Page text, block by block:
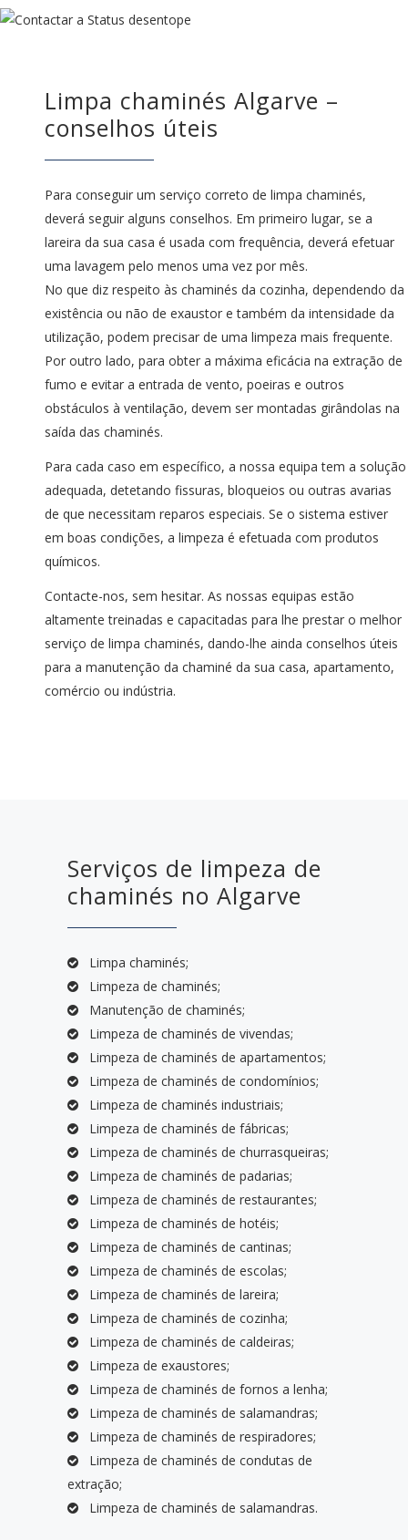
Limpa chaminés Algarve –
conselhos úteis
Para conseguir um serviço correto de limpa chaminés,
deverá seguir alguns conselhos. Em primeiro lugar, se a
lareira da sua casa é usada com frequência, deverá efetuar
uma lavagem pelo menos uma vez por mês.
No que diz respeito às chaminés da cozinha, dependendo da
existência ou não de exaustor e também da intensidade da
utilização, podem precisar de uma limpeza mais frequente.
Por outro lado, para obter a máxima eficácia na extração de
fumo e evitar a entrada de vento, poeiras e outros
obstáculos à ventilação, devem ser montadas girândolas na
saída das chaminés.
Para cada caso em específico, a nossa equipa tem a solução
adequada, detetando fissuras, bloqueios ou outras avarias
de que necessitam reparos especiais. Se o sistema estiver
em boas condições, a limpeza é efetuada com produtos
químicos.
Contacte-nos, sem hesitar. As nossas equipas estão
altamente treinadas e capacitadas para lhe prestar o melhor
serviço de limpa chaminés, dando-lhe ainda conselhos úteis
para a manutenção da chaminé da sua casa, apartamento,
comércio ou indústria.
Serviços de limpeza de
chaminés no Algarve
Limpa chaminés;
Limpeza de chaminés;
Manutenção de chaminés;
Limpeza de chaminés de vivendas;
Limpeza de chaminés de apartamentos;
Limpeza de chaminés de condomínios;
Limpeza de chaminés industriais;
Limpeza de chaminés de fábricas;
Limpeza de chaminés de churrasqueiras;
Limpeza de chaminés de padarias;
Limpeza de chaminés de restaurantes;
Limpeza de chaminés de hotéis;
Limpeza de chaminés de cantinas;
Limpeza de chaminés de escolas;
Limpeza de chaminés de lareira;
Limpeza de chaminés de cozinha;
Limpeza de chaminés de caldeiras;
Limpeza de exaustores;
Limpeza de chaminés de fornos a lenha;
Limpeza de chaminés de salamandras;
Limpeza de chaminés de respiradores;
Limpeza de chaminés de condutas de
extração;
Limpeza de chaminés de salamandras.